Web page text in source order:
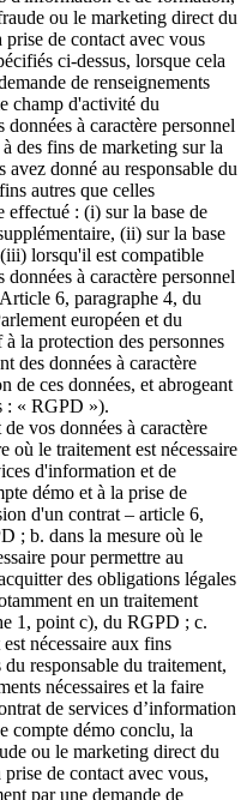
ou le marketing direct du
de contact avec vous
ci-dessus, lorsque cela
de renseignements
champ d'activité du
à caractère personnel
des fins de marketing sur la
avez donné au responsable du
autres que celles
effectué : (i) sur la base de
(ii) sur la base
lorsqu'il est compatible
à caractère personnel
6, paragraphe 4, du
européen et du
la protection des personnes
des données à caractère
de ces données, et abrogeant
: « RGPD »).
vos données à caractère
où le traitement est nécessaire
d'information et de
démo et à la prise de
d'un contrat – article 6,
; b. dans la mesure où le
pour permettre au
des obligations légales
en un traitement
1, point c), du RGPD ; c.
nécessaire aux fins
responsable du traitement,
nécessaires et la faire
de services d’information
compte démo conclu, la
ou le marketing direct du
de contact avec vous,
par une demande de